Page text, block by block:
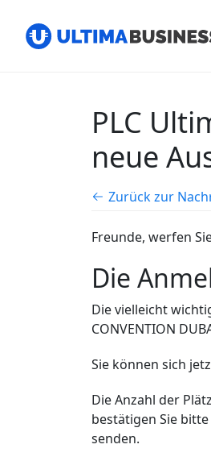
PLC
neue
Zurück zur
Freunde, werfen
Die
Die vielleicht
CONVENTION
Sie können sich
Die Anzahl der
bestätigen Sie
senden.